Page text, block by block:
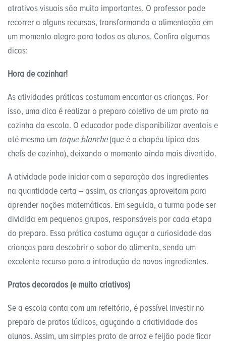
atrativos visuais são muito importantes. O professor pode
recorrer a alguns recursos, transformando a alimentação em
um momento alegre para todos os alunos. Confira algumas
dicas:
Hora de cozinhar!
As atividades práticas costumam encantar as crianças. Por
isso, uma dica é realizar o preparo coletivo de um prato na
cozinha da escola. O educador pode disponibilizar aventais e
até mesmo um toque blanche(que é o chapéu típico dos
chefs de cozinha), deixando o momento ainda mais divertido.
A atividade pode iniciar com a separação dos ingredientes
na quantidade certa – assim, as crianças aproveitam para
aprender noções matemáticas. Em seguida, a turma pode ser
dividida em pequenos grupos, responsáveis por cada etapa
do preparo. Essa prática costuma aguçar a curiosidade das
crianças para descobrir o sabor do alimento, sendo um
excelente recurso para a introdução de novos ingredientes.
Pratos decorados (e muito criativos)
Se a escola conta com um refeitório, é possível investir no
preparo de pratos lúdicos, aguçando a criatividade dos
alunos. Assim, um simples prato de arroz e feijão pode ficar